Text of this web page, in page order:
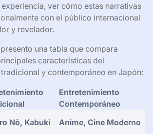
experiencia, ver cómo estas narrativas
con el público internacional
y revelador.
una tabla que compara
características del
y contemporáneo en Japón:
Entretenimiento
Contemporáneo
Nō, Kabuki Anime, Cine Moderno